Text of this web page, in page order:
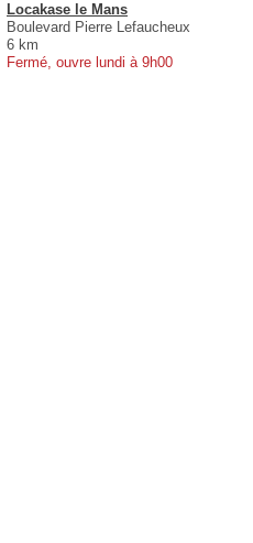
Locakase le Mans
Boulevard Pierre Lefaucheux
6 km
Fermé, ouvre lundi à 9h00